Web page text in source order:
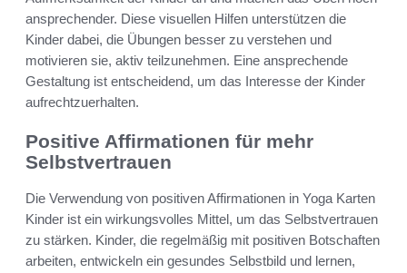
ansprechender. Diese visuellen Hilfen unterstützen die
Kinder dabei, die Übungen besser zu verstehen und
motivieren sie, aktiv teilzunehmen. Eine ansprechende
Gestaltung ist entscheidend, um das Interesse der Kinder
aufrechtzuerhalten.
Positive Affirmationen für mehr
Selbstvertrauen
Die Verwendung von positiven Affirmationen in Yoga Karten
Kinder ist ein wirkungsvolles Mittel, um das Selbstvertrauen
zu stärken. Kinder, die regelmäßig mit positiven Botschaften
arbeiten, entwickeln ein gesundes Selbstbild und lernen,